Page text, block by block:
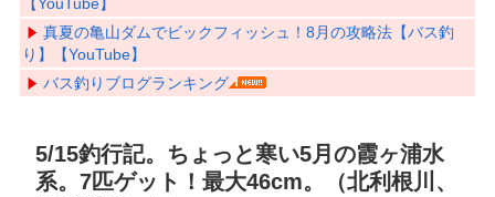
【YouTube】
真夏の亀山ダムでビックフィッシュ！8月の攻略法【バス釣
り】【YouTube】
バス釣りブログランキング
5/15釣行記。ちょっと寒い5月の霞ヶ浦水
系。7匹ゲット！最大46cm。（北利根川、